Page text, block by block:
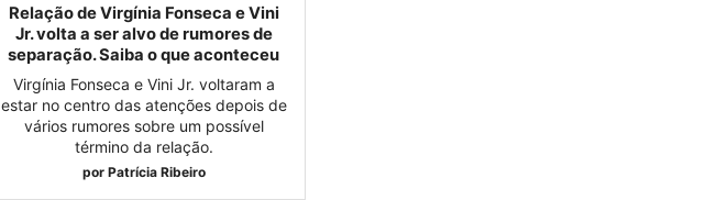
Relação de Virgínia Fonseca e Vini
Jr. volta a ser alvo de rumores de
separação. Saiba o que aconteceu
Virgínia Fonseca e Vini Jr. voltaram a
estar no centro das atenções depois de
vários rumores sobre um possível
término da relação.
por Patrícia Ribeiro